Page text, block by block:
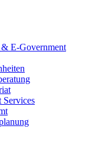
E-Government
Services